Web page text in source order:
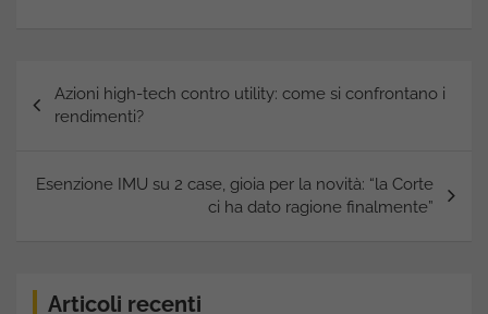
Navigazione
articoli
Azioni high-tech contro utility: come si confrontano i
rendimenti?
Esenzione IMU su 2 case, gioia per la novità: “la Corte
ci ha dato ragione finalmente”
Articoli recenti